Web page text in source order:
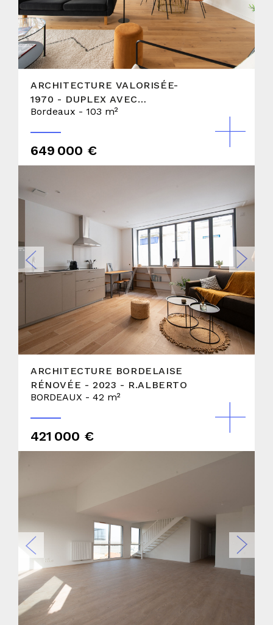
ARCHITECTURE VALORISÉE-
1970 - DUPLEX AVEC
TERRASSE, JARDIN ET
Bordeaux - 103 m²
649 000 €
ARCHITECTURE BORDELAISE
RÉNOVÉE - 2023 - R.ALBERTO
BORDEAUX - 42 m²
421 000 €